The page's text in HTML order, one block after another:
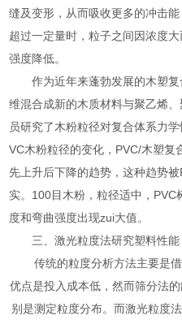
缝及变形，从而吸收更多的冲击
超过一定量时，粒子之间因浓度
强度降低。
作为近年来蓬勃发展的木塑
维混合成新的木质材料与聚乙烯
员研究了木粉粒径对复合体系力
VC木粉粒径的变化，PVC/木塑
先上升后下降的趋势，这种趋势
实。100目木粉，粒径适中，
度和弯曲强度出现zui大值。
三、激光粒度法研究塑料性能
传统的粒度分析方法主要是
优点是投入成本低，然而筛分法
别是测定粒度分布。 而激光粒度